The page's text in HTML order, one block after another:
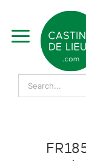
content
Search
for: